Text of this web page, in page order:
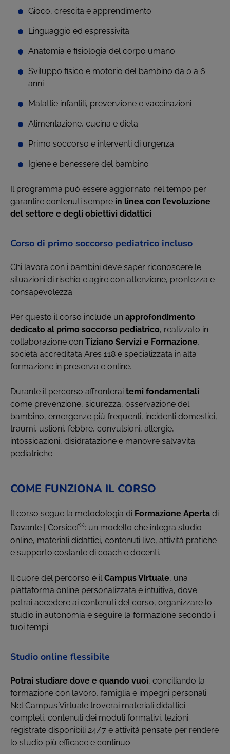
Gioco, crescita e apprendimento
Linguaggio ed espressività
Anatomia e fisiologia del corpo umano
Sviluppo fisico e motorio del bambino da 0 a 6
anni
Malattie infantili, prevenzione e vaccinazioni
Alimentazione, cucina e dieta
Primo soccorso e interventi di urgenza
Igiene e benessere del bambino
Il programma può essere aggiornato nel tempo per
garantire contenuti sempre in linea con l’evoluzione
del settore e degli obiettivi didattici.
Corso di primo soccorso pediatrico incluso
Chi lavora con i bambini deve saper riconoscere le
situazioni di rischio e agire con attenzione, prontezza e
consapevolezza.
Per questo il corso include un approfondimento
dedicato al primo soccorso pediatrico, realizzato in
collaborazione con Tiziano Servizi e Formazione,
società accreditata Ares 118 e specializzata in alta
formazione in presenza e online.
Durante il percorso affronterai temi fondamentali
come prevenzione, sicurezza, osservazione del
bambino, emergenze più frequenti, incidenti domestici,
traumi, ustioni, febbre, convulsioni, allergie,
intossicazioni, disidratazione e manovre salvavita
pediatriche.
COME FUNZIONA IL CORSO
Il corso segue la metodologia di Formazione Aperta di
Davante | Corsicef®: un modello che integra studio
online, materiali didattici, contenuti live, attività pratiche
e supporto costante di coach e docenti.
Il cuore del percorso è il Campus Virtuale, una
piattaforma online personalizzata e intuitiva, dove
potrai accedere ai contenuti del corso, organizzare lo
studio in autonomia e seguire la formazione secondo i
tuoi tempi.
Studio online flessibile
Potrai studiare dove e quando vuoi, conciliando la
formazione con lavoro, famiglia e impegni personali.
Nel Campus Virtuale troverai materiali didattici
completi, contenuti dei moduli formativi, lezioni
registrate disponibili 24/7 e attività pensate per rendere
lo studio più efficace e continuo.